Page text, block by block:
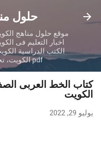
التخطي
حلول
موقع حلول مناهج
اخبار التعليم فى
الكتب الدراسية
pdf الكويت، تحميل أدلة المعلمpdf
الكويت
يوليو 29, 2022